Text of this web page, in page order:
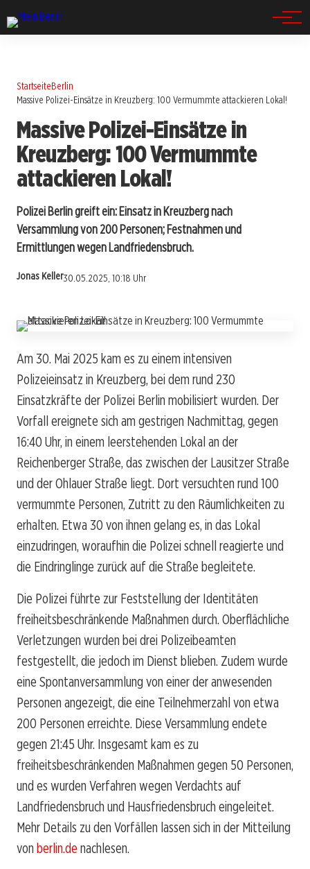
StartseiteBerlin
Massive Polizei-Einsätze in Kreuzberg: 100 Vermummte attackieren Lokal!
Massive Polizei-Einsätze in
Kreuzberg: 100 Vermummte
attackieren Lokal!
Polizei Berlin greift ein: Einsatz in Kreuzberg nach
Versammlung von 200 Personen; Festnahmen und
Ermittlungen wegen Landfriedensbruch.
Jonas Keller30.05.2025, 10:18 Uhr
Am 30. Mai 2025 kam es zu einem intensiven
Polizeieinsatz in Kreuzberg, bei dem rund 230
Einsatzkräfte der Polizei Berlin mobilisiert wurden. Der
Vorfall ereignete sich am gestrigen Nachmittag, gegen
16:40 Uhr, in einem leerstehenden Lokal an der
Reichenberger Straße, das zwischen der Lausitzer Straße
und der Ohlauer Straße liegt. Dort versuchten rund 100
vermummte Personen, Zutritt zu den Räumlichkeiten zu
erhalten. Etwa 30 von ihnen gelang es, in das Lokal
einzudringen, woraufhin die Polizei schnell reagierte und
die Eindringlinge zurück auf die Straße begleitete.
Die Polizei führte zur Feststellung der Identitäten
freiheitsbeschränkende Maßnahmen durch. Oberflächliche
Verletzungen wurden bei drei Polizeibeamten
festgestellt, die jedoch im Dienst blieben. Zudem wurde
eine Spontanversammlung von einer der anwesenden
Personen angezeigt, die eine Teilnehmerzahl von etwa
200 Personen erreichte. Diese Versammlung endete
gegen 21:45 Uhr. Insgesamt kam es zu
freiheitsbeschränkenden Maßnahmen gegen 50 Personen,
und es wurden Verfahren wegen Verdachts auf
Landfriedensbruch und Hausfriedensbruch eingeleitet.
Mehr Details zu den Vorfällen lassen sich in der Mitteilung
von berlin.de nachlesen.